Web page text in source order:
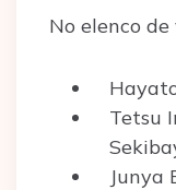
No elenco de
Tetsu
Junya